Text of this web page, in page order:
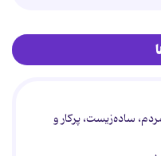
ساده‌زیست، پرکار و